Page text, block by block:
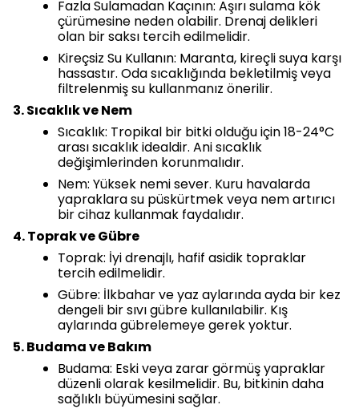
Fazla Sulamadan Kaçının: Aşırı sulama kök
çürümesine neden olabilir. Drenaj delikleri
olan bir saksı tercih edilmelidir.
Kireçsiz Su Kullanın: Maranta, kireçli suya karşı
hassastır. Oda sıcaklığında bekletilmiş veya
filtrelenmiş su kullanmanız önerilir.
3. Sıcaklık ve Nem
Sıcaklık: Tropikal bir bitki olduğu için 18-24°C
arası sıcaklık idealdir. Ani sıcaklık
değişimlerinden korunmalıdır.
Nem: Yüksek nemi sever. Kuru havalarda
yapraklara su püskürtmek veya nem artırıcı
bir cihaz kullanmak faydalıdır.
4. Toprak ve Gübre
Toprak: İyi drenajlı, hafif asidik topraklar
tercih edilmelidir.
Gübre: İlkbahar ve yaz aylarında ayda bir kez
dengeli bir sıvı gübre kullanılabilir. Kış
aylarında gübrelemeye gerek yoktur.
5. Budama ve Bakım
Budama: Eski veya zarar görmüş yapraklar
düzenli olarak kesilmelidir. Bu, bitkinin daha
sağlıklı büyümesini sağlar.